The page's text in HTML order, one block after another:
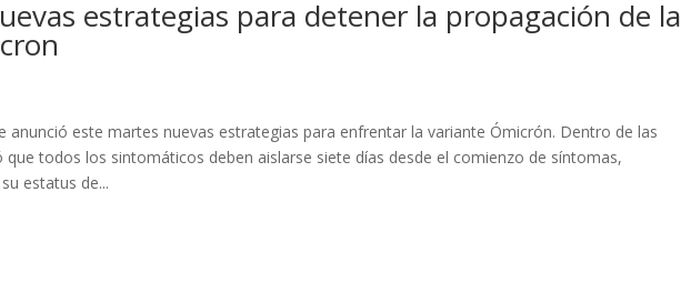
estrategias para detener la propagación de la
anunció este martes nuevas estrategias para enfrentar la variante Ómicrón. Dentro de las
que todos los sintomáticos deben aislarse siete días desde el comienzo de síntomas,
estatus de...